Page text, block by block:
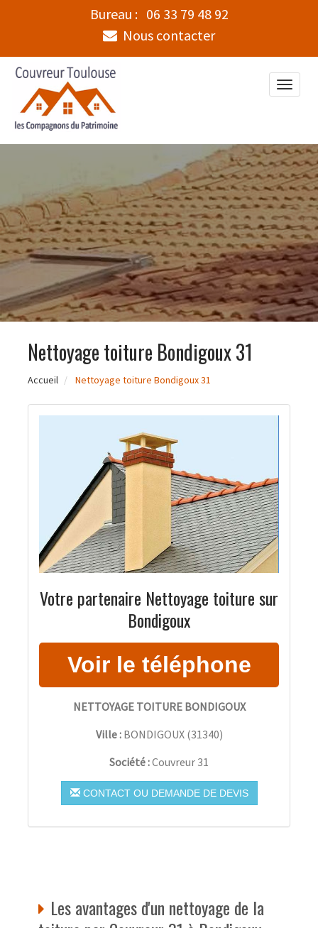
Bureau : 06 33 79 48 92
Nous contacter
Toggle
Nettoyage toiture Bondigoux 31
Accueil Nettoyage toiture Bondigoux 31
Votre partenaire Nettoyage toiture sur
Bondigoux
NETTOYAGE TOITURE BONDIGOUX
Ville : BONDIGOUX(31340)
Société :Couvreur 31
CONTACT OU DEMANDE DE DEVIS
Les avantages d'un nettoyage de la